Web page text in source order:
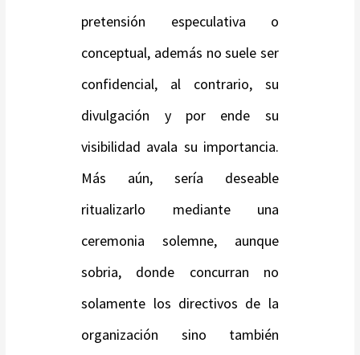
pretensión especulativa o
conceptual, además no suele ser
confidencial, al contrario, su
divulgación y por ende su
visibilidad avala su importancia.
Más aún, sería deseable
ritualizarlo mediante una
ceremonia solemne, aunque
sobria, donde concurran no
solamente los directivos de la
organización sino también